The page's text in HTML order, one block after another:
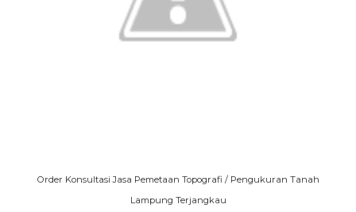
Order Konsultasi Jasa Pemetaan Topografi / Pengukuran Tanah
Lampung Terjangkau